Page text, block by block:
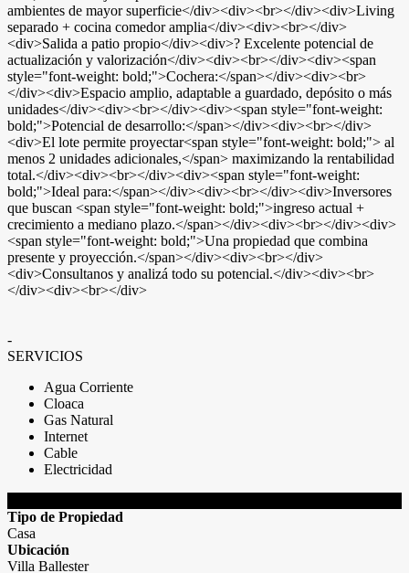
ambientes de mayor superficie</div><div><br></div><div>Living
separado + cocina comedor amplia</div><div><br></div>
<div>Salida a patio propio</div><div>? Excelente potencial de
actualización y valorización</div><div><br></div><div><span
style="font-weight: bold;">Cochera:</span></div><div><br>
</div><div>Espacio amplio, adaptable a guardado, depósito o más
unidades</div><div><br></div><div><span style="font-weight:
bold;">Potencial de desarrollo:</span></div><div><br></div>
<div>El lote permite proyectar<span style="font-weight: bold;"> al
menos 2 unidades adicionales,</span> maximizando la rentabilidad
total.</div><div><br></div><div><span style="font-weight:
bold;">Ideal para:</span></div><div><br></div><div>Inversores
que buscan <span style="font-weight: bold;">ingreso actual +
crecimiento a mediano plazo.</span></div><div><br></div><div>
<span style="font-weight: bold;">Una propiedad que combina
presente y proyección.</span></div><div><br></div>
<div>Consultanos y analizá todo su potencial.</div><div><br>
</div><div><br></div>
-
SERVICIOS
Agua Corriente
Cloaca
Gas Natural
Internet
Cable
Electricidad
Tipo de Propiedad
Casa
Ubicación
Villa Ballester